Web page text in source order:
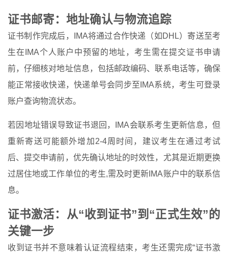
证书邮寄：地址确认与物流追踪
证书制作完成后，IMA将通过合作快递（如DHL）寄送至考
生在IMA个人账户中预留的地址，考生需在提交证书申请
前，仔细核对地址信息，包括邮政编码、联系电话等，确保
能正常接收快递，快递单号会同步至IMA系统，考生可登录
账户查询物流状态。
若因地址错误导致证书退回，IMA会联系考生更新信息，但
重新寄送可能额外增加2-4周时间，建议考生在通过考试
后、提交申请前，优先确认地址的时效性，尤其是近期更换
过居住地或工作单位的考生,需及时更新IMA账户中的联系信
息。
证书激活：从“收到证书”到“正式生效”的
关键一步
收到证书并不意味着认证流程结束，考生还需完成“证书激